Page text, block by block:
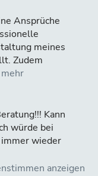
Ansprüche
meines
Zudem
Kann
würde bei
wieder
anzeigen